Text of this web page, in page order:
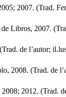
2007. (Trad.
Libros, 2007.
de l’autor;
2008. (Trad. de
2012. (Trad.